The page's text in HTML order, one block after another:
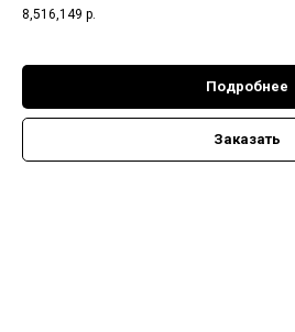
8,516,149 р.
Подробнее
Заказать